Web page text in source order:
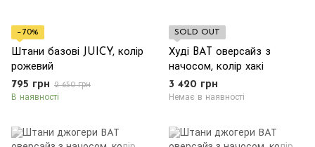
−70%
Штани базові JUICY, колір
рожевий
795 грн 2 650 грн
В наявності
SOLD OUT
Худі BAT оверсайз з
начосом, колір хакі
3 420 грн
Немає в наявності